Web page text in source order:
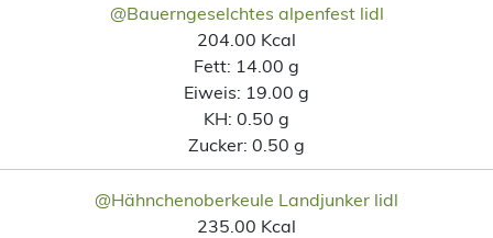
@Bauerngeselchtes alpenfest lidl
204.00 Kcal
Fett: 14.00 g
Eiweis: 19.00 g
KH: 0.50 g
Zucker: 0.50 g
@Hähnchenoberkeule Landjunker lidl
235.00 Kcal